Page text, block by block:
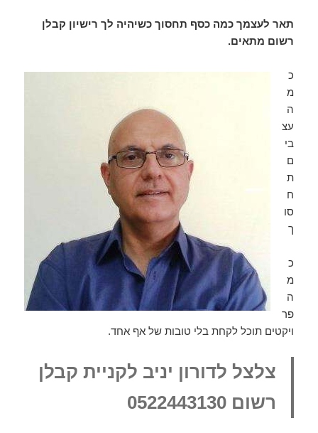
תאר לעצמך כמה כסף תחסוך כשיהיה לך רישיון קבלן
רשום מתאים.
כ
מ
ה
עצ
בי
ם
ת
ח
סו
ך
כ
מ
ה
פר
ויקטים תוכל לקחת בלי טובות של אף אחד.
צלצל לדורון יניב לקניית קבלן
רשום 0522443130